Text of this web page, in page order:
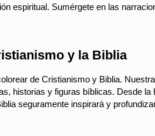
espiritual. Sumérgete en las
y la Biblia
de Cristianismo y Biblia. Nuestra
historias y figuras bíblicas. Desde la
seguramente inspirará y